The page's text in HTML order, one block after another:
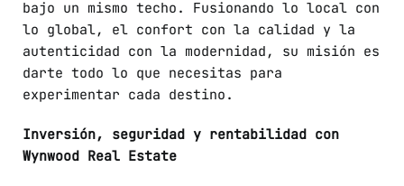
bajo un mismo techo. Fusionando lo local con
lo global, el confort con la calidad y la
autenticidad con la modernidad, su misión es
darte todo lo que necesitas para
experimentar cada destino.
Inversión, seguridad y rentabilidad con
Wynwood Real Estate